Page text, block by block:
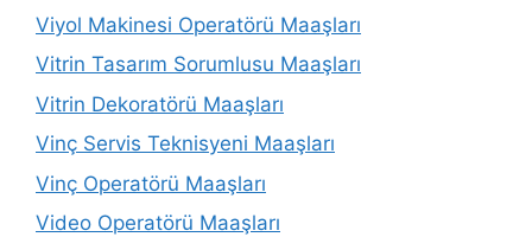
Viyol Makinesi Operatörü Maaşları
Vitrin Tasarım Sorumlusu Maaşları
Vitrin Dekoratörü Maaşları
Vinç Servis Teknisyeni Maaşları
Vinç Operatörü Maaşları
Video Operatörü Maaşları